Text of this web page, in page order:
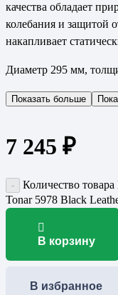
качества обладает
колебания и защитой
накапливает
Диаметр 295 мм,
Показать больше
7 245 ₽
Количество
Tonar 5978 Black
В корзину
В избранное